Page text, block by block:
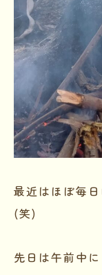
最近はほぼ毎
(笑)
先日は午前中